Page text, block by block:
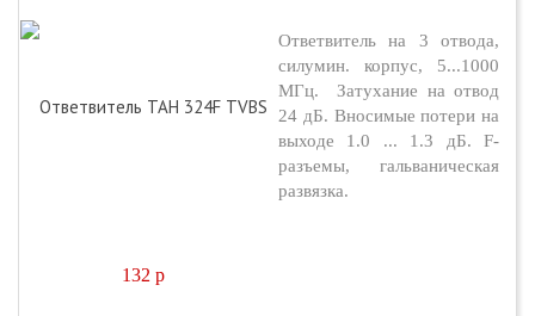
132 p
Ответвитель на 3 отвода,
силумин. корпус, 5...1000
МГц. Затухание на отвод
24 дБ. Вносимые потери на
выходе 1.0 ... 1.3 дБ. F-
разъемы, гальваническая
развязка.